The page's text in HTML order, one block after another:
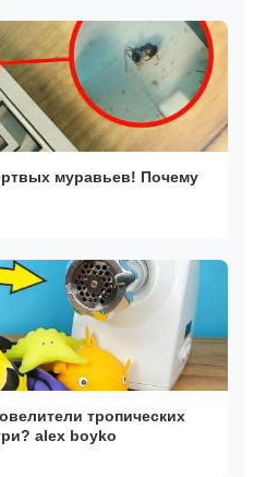
муравьев! Почему
тропических
alex boyko